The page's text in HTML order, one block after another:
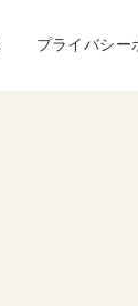
プライバシー